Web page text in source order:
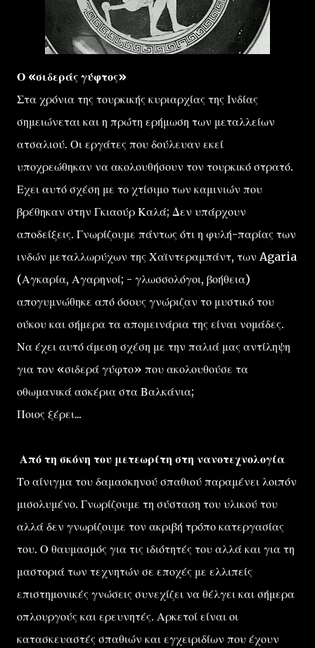
Ο «σιδεράς γύφτος»
Στα χρόνια της τουρκικής κυριαρχίας της Ινδίας
σημειώνεται και η πρώτη ερήμωση των μεταλλείων
ατσαλιού. Οι εργάτες που δούλευαν εκεί
υποχρεώθηκαν να ακολουθήσουν τον τουρκικό στρατό.
Εχει αυτό σχέση με το χτίσιμο των καμινιών που
βρέθηκαν στην Γκιαούρ Καλά; Δεν υπάρχουν
αποδείξεις. Γνωρίζουμε πάντως ότι η φυλή-παρίας των
ινδών μεταλλωρύχων της Χαϊντεραμπάντ, των Agaria
(Αγκαρία, Αγαρηνοί; - γλωσσολόγοι, βοήθεια)
απογυμνώθηκε από όσους γνώριζαν το μυστικό του
ούκου και σήμερα τα απομεινάρια της είναι νομάδες.
Να έχει αυτό άμεση σχέση με την παλιά μας αντίληψη
για τον «σιδερά γύφτο» που ακολουθούσε τα
οθωμανικά ασκέρια στα Βαλκάνια;
Ποιος ξέρει...
Από τη σκόνη του μετεωρίτη στη νανοτεχνολογία
Το αίνιγμα του δαμασκηνού σπαθιού παραμένει λοιπόν
μισολυμένο. Γνωρίζουμε τη σύσταση του υλικού του
αλλά δεν γνωρίζουμε τον ακριβή τρόπο κατεργασίας
του. Ο θαυμασμός για τις ιδιότητές του αλλά και για τη
μαστοριά των τεχνητών σε εποχές με ελλιπείς
επιστημονικές γνώσεις συνεχίζει να θέλγει και σήμερα
οπλουργούς και ερευνητές. Αρκετοί είναι οι
κατασκευαστές σπαθιών και εγχειριδίων που έχουν